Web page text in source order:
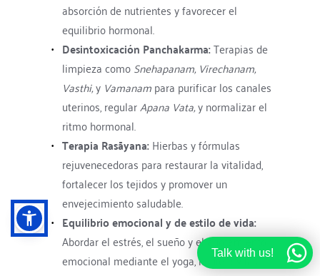
absorción de nutrientes y favorecer el
equilibrio hormonal.
Desintoxicación Panchakarma: Terapias de
limpieza como Snehapanam, Virechanam,
Vasthi, y Vamanam para purificar los canales
uterinos, regular Apana Vata, y normalizar el
ritmo hormonal.
Terapia Rasāyana: Hierbas y fórmulas
rejuvenecedoras para restaurar la vitalidad,
fortalecer los tejidos y promover un
envejecimiento saludable.
Equilibrio emocional y de estilo de vida:
Abordar el estrés, el sueño y el agotamiento
emocional mediante el yoga, la dieta y las
Talk with us!